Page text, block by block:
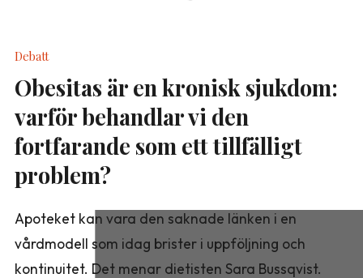
Debatt
Obesitas är en kronisk sjukdom:
varför behandlar vi den
fortfarande som ett tillfälligt
problem?
Apoteket kan vara den saknade länken i en
vårdmodell som idag brister i uppföljning och
kontinuitet. Det menar dietisten Sara Bussqvist.